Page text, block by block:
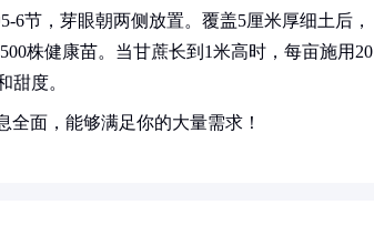
6节，芽眼朝两侧放置。覆盖5厘米厚细土后，
株健康苗。当甘蔗长到1米高时，每亩施用20
甜度。
面，能够满足你的大量需求！